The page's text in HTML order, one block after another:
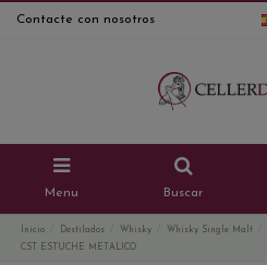
Contacte con nosotros
Menu Buscar
Inicio Destilados Whisky Whisky Single Malt
CST ESTUCHE METALICO